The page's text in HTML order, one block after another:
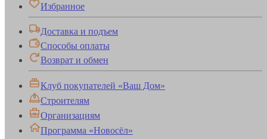
Избранное
Доставка и подъем
Способы оплаты
Возврат и обмен
Клуб покупателей «Ваш Дом»
Строителям
Организациям
Программа «Новосёл»